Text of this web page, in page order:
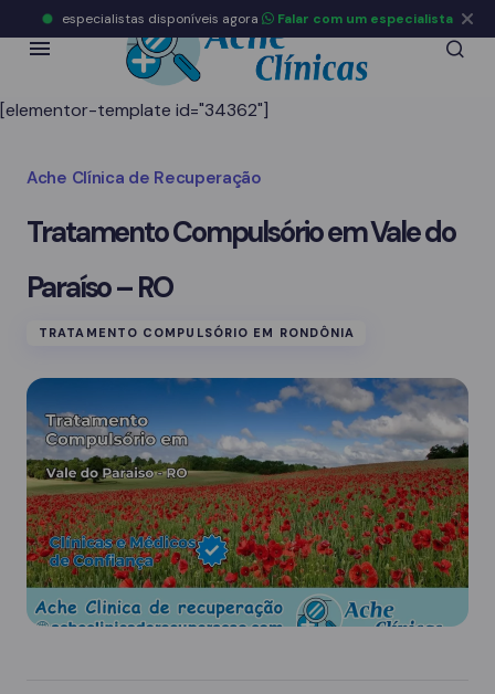
[elementor-template id="34362"]
Ache Clínica de Recuperação
Tratamento Compulsório em Vale do
Paraíso – RO
TRATAMENTO COMPULSÓRIO EM RONDÔNIA
especialistas disponíveis agora Falar com um especialista